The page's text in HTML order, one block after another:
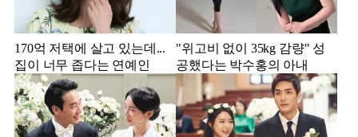
170억 저택에 살고 있는데...
집이 너무 좁다는 연예인
"위고비 없이 35kg 감량" 성
공했다는 박수홍의 아내